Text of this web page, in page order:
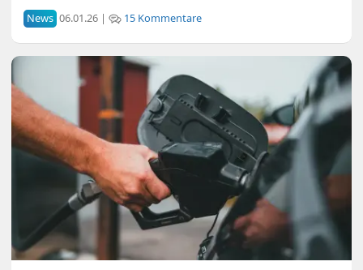
News 06.01.26 | 15 Kommentare